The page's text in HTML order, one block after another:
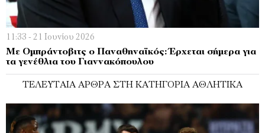
11:33 - 21 Ιουνίου 2026
Mε Ομπράντοβιτς ο Παναθηναϊκός: Έρχεται σήμερα για
τα γενέθλια του Γιαννακόπουλου
ΤΕΛΕΥΤΑΊΑ ΆΡΘΡΑ ΣΤΗ ΚΑΤΗΓΟΡΊΑ ΑΘΛΗΤΙΚΆ